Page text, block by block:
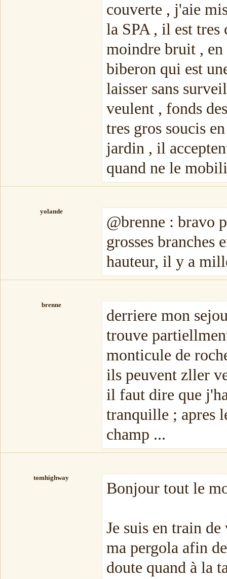
couverte , j'aie
la SPA , il est
moindre bruit , en
biberon qui est
laisser sans
veulent , fonds
tres gros soucis
jardin , il
quand ne le
yolande
@brenne : bravo
grosses branches
hauteur, il y a
brenne
derriere mon
trouve
monticule de
ils peuvent zller
il faut dire que
tranquille ; apres
champ ...
tomhighway
Bonjour tout le
Je suis en train
ma pergola afin
doute quand à la